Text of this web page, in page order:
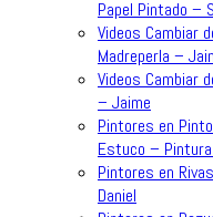
Papel Pintado –
Videos Cambiar
Madreperla –
Videos Cambiar
– Jaime
Pintores en
Estuco –
Pintores en
Daniel